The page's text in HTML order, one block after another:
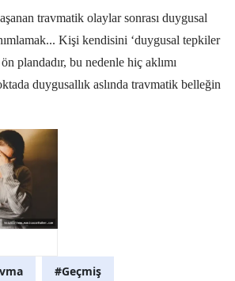
travmatik olaylar sonrası duygusal
Kişi kendisini ‘duygusal tepkiler
plandadır, bu nedenle hiç aklımı
duygusallık aslında travmatik belleğin
#Geçmiş